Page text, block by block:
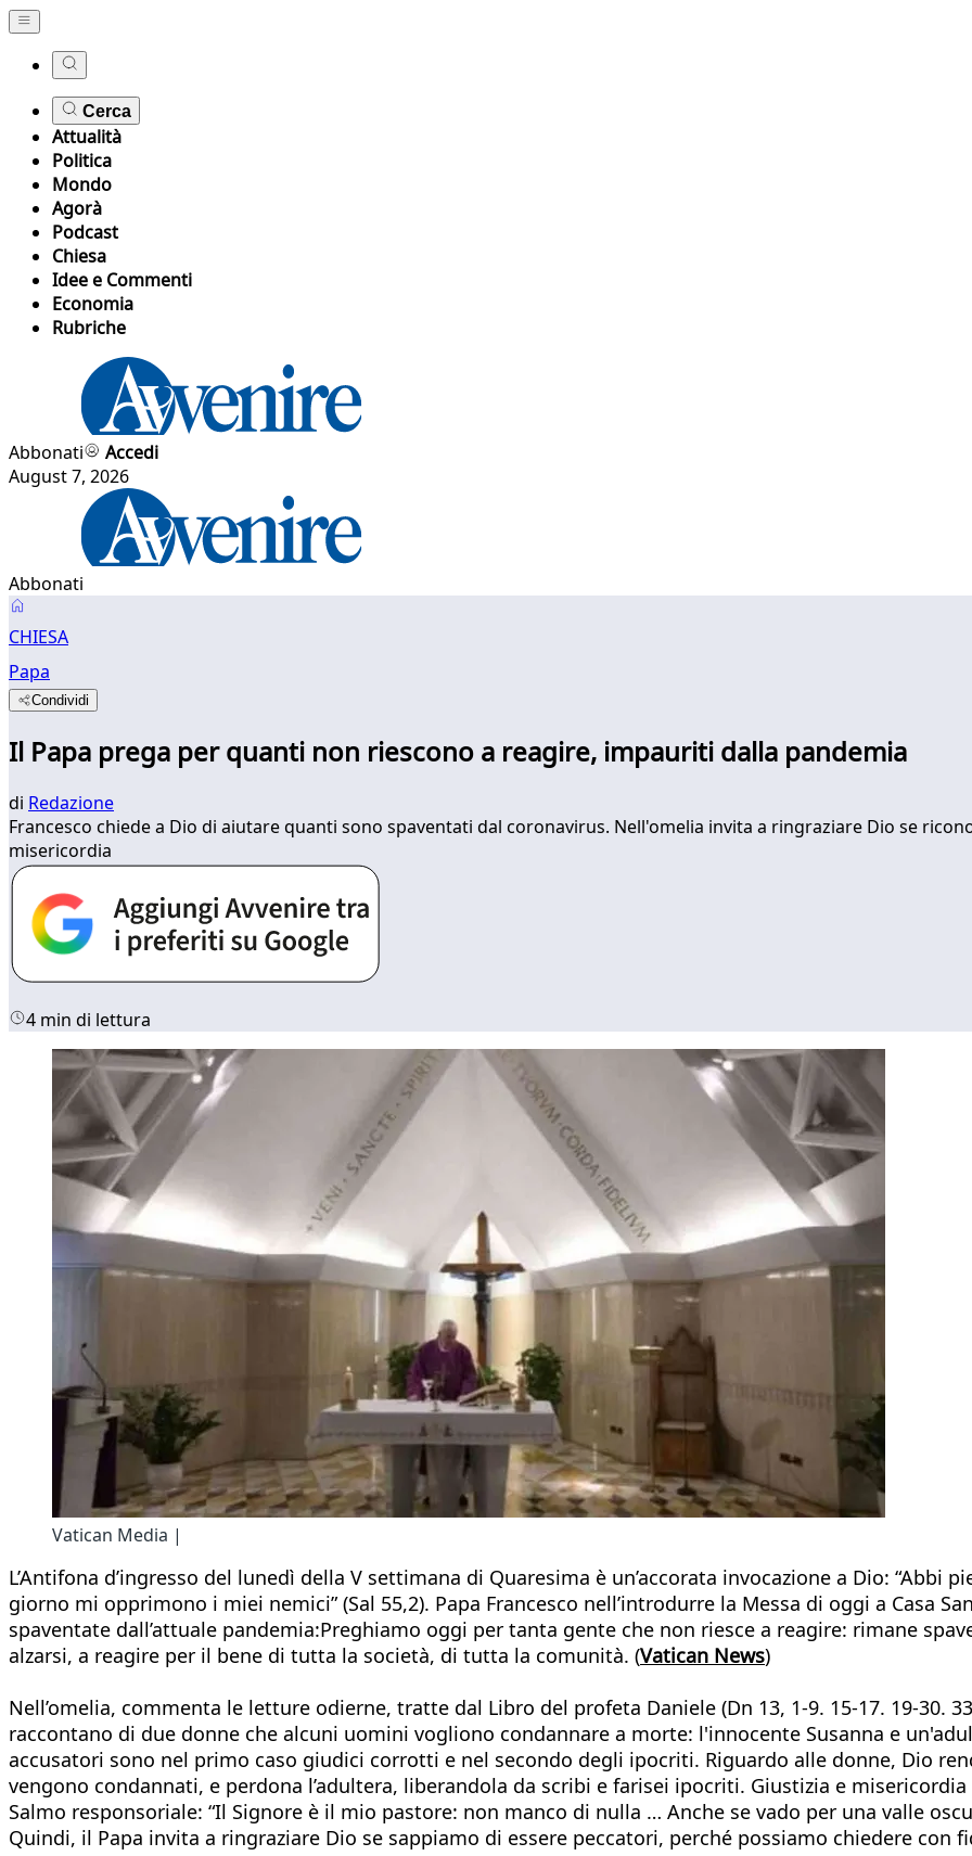
Cerca
Attualità
Politica
Mondo
Agorà
Podcast
Chiesa
Idee e Commenti
Economia
Rubriche
Abbonati
Accedi
August 7, 2026
Abbonati
CHIESA
Papa
Condividi
Il Papa prega per quanti non riescono a reagire, impauriti dalla pandemia
di Redazione
Francesco chiede a Dio di aiutare quanti sono spaventati dal coronavirus. Nell'omelia invita a ringraziare Dio se
misericordia
4 min di lettura
Vatican Media |
L’Antifona d’ingresso del lunedì della V settimana di Quaresima è un’accorata invocazione a Dio:
giorno mi opprimono i miei nemici” (Sal 55,2). Papa Francesco nell’introdurre la Messa di oggi a Casa
spaventate dall’attuale pandemia:Preghiamo oggi per tanta gente che non riesce a reagire: rimane
alzarsi, a reagire per il bene di tutta la società, di tutta la comunità. (Vatican News)
Nell’omelia, commenta le letture odierne, tratte dal Libro del profeta Daniele (Dn 13, 1-9. 15-17. 19-30.
raccontano di due donne che alcuni uomini vogliono condannare a morte: l'innocente Susanna e
accusatori sono nel primo caso giudici corrotti e nel secondo degli ipocriti. Riguardo alle donne, Dio
vengono condannati, e perdona l’adultera, liberandola da scribi e farisei ipocriti. Giustizia e
Salmo responsoriale: “Il Signore è il mio pastore: non manco di nulla … Anche se vado per una valle
Quindi, il Papa invita a ringraziare Dio se sappiamo di essere peccatori, perché possiamo chiedere con